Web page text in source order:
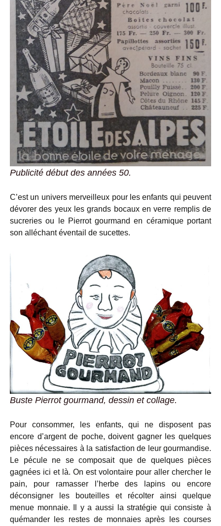
Publicité début des années 50.
C’est un univers merveilleux pour les enfants qui peuvent
dévorer des yeux les grands bocaux en verre remplis de
sucreries ou le Pierrot gourmand en céramique portant
son alléchant éventail de sucettes.
Buste Pierrot gourmand, dessin et collage.
Pour consommer, les enfants, qui ne disposent pas
encore d’argent de poche, doivent gagner les quelques
pièces nécessaires à la satisfaction de leur gourmandise.
Le pécule ne se composait que de quelques pièces
gagnées ici et là. On est volontaire pour aller chercher le
pain, pour ramasser l’herbe des lapins ou encore
déconsigner les bouteilles et récolter ainsi quelque
menue monnaie. Il y a aussi la stratégie qui consiste à
quémander les restes de monnaies après les courses